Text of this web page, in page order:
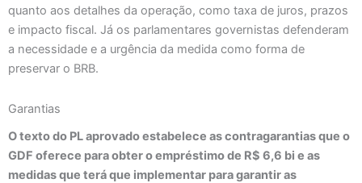
quanto aos detalhes da operação, como taxa de juros, prazos
e impacto fiscal. Já os parlamentares governistas defenderam
a necessidade e a urgência da medida como forma de
preservar o BRB.
Garantias
O texto do PL aprovado estabelece as contragarantias que o
GDF oferece para obter o empréstimo de R$ 6,6 bi e as
medidas que terá que implementar para garantir as